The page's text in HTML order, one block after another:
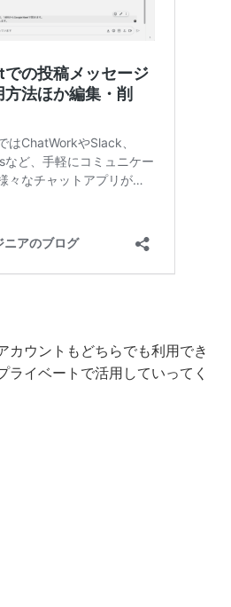
カウントもどちらでも利用でき
ライベートで活用していってく